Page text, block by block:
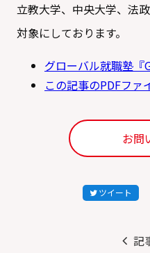
立教大学、中央大学、法
対象にしております。
グローバル就職塾『
この記事のPDFファ
お問
ツイート
記